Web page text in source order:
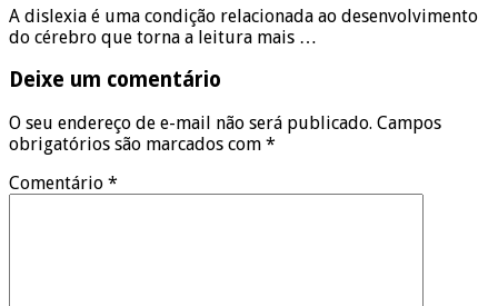
A dislexia é uma condição relacionada ao desenvolvimento
do cérebro que torna a leitura mais …
Deixe um comentário
O seu endereço de e-mail não será publicado. Campos
obrigatórios são marcados com *
Comentário *